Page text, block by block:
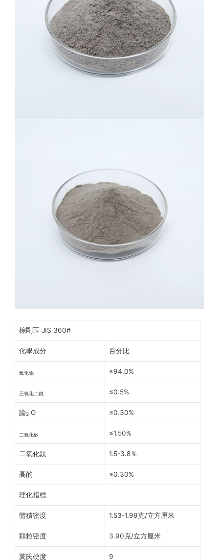
棕剛玉 JIS 360#
化學成分 百分比
氧化鋁 ≥94.0%
三氧化二鐵 ≤0.5%
論2 O ≤0.30%
二氧化矽 ≤1.50%
二氧化鈦 1.5-3.8％
高的 ≤0.30%
理化指標
體積密度 1.53-1.99克/立方厘米
顆粒密度 3.90克/立方厘米
莫氏硬度 9